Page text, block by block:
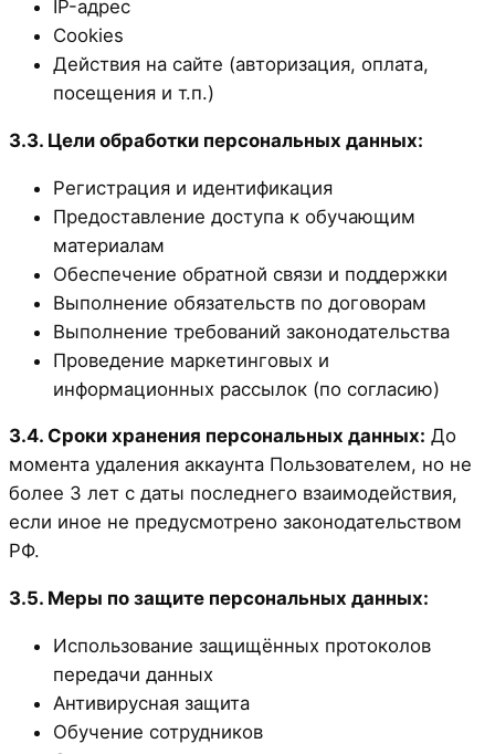
IP-адрес
Cookies
Действия на сайте (авторизация, оплата,
посещения и т.п.)
3.3. Цели обработки персональных данных:
Регистрация и идентификация
Предоставление доступа к обучающим
материалам
Обеспечение обратной связи и поддержки
Выполнение обязательств по договорам
Выполнение требований законодательства
Проведение маркетинговых и
информационных рассылок (по согласию)
3.4. Сроки хранения персональных данных: До
момента удаления аккаунта Пользователем, но не
более 3 лет с даты последнего взаимодействия,
если иное не предусмотрено законодательством
РФ.
3.5. Меры по защите персональных данных:
Использование защищённых протоколов
передачи данных
Антивирусная защита
Обучение сотрудников